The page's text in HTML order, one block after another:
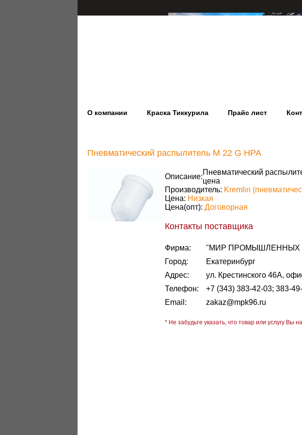
О компании Краска Тиккурила Прайс лист
Пневматический распылитель M 22 G HPA
Описание:
Пневматический
цена
Производитель: Kremlin
Цена: Низкая
Цена(опт): Договорная
Контакты поставщика
Фирма:
"МИР ПРОМЫШЛЕННЫХ
Город:
Екатеринбург
Адрес:
ул. Крестинского 46А,
Телефон:
+7 (343) 383-42-03; 383-
Email:
zakaz@mpk96.ru
* Не забудьте указать, что товар или услугу Вы